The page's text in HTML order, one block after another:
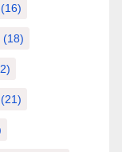
(16)
(18)
(21)